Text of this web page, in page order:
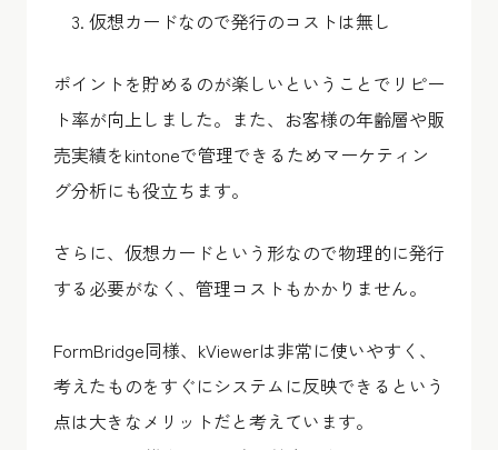
仮想カードなので発行のコストは無し
ポイントを貯めるのが楽しいということでリピー
ト率が向上しました。また、お客様の年齢層や販
売実績をkintoneで管理できるためマーケティン
グ分析にも役立ちます。
さらに、仮想カードという形なので物理的に発行
する必要がなく、管理コストもかかりません。
FormBridge同様、kViewerは非常に使いやすく、
考えたものをすぐにシステムに反映できるという
点は大きなメリットだと考えています。